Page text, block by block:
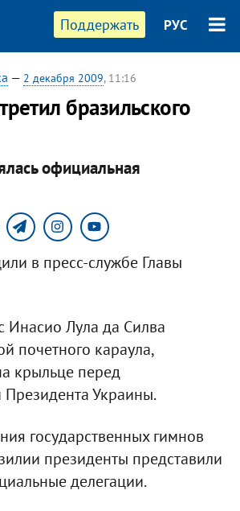
Поддержать РУС
— 2 декабря 2009, 11:16
бразильского
официальная
в пресс-службе Главы
Лула да Силва
почетного караула,
крыльце перед
Президента Украины.
государственных гимнов
президенты представили
делегации.